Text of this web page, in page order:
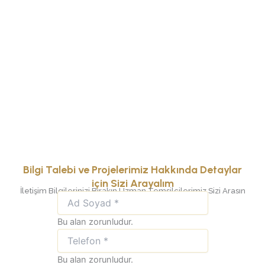
Bilgi Talebi ve Projelerimiz Hakkında Detaylar
için Sizi Arayalım
İletişim Bilgilerinizi Bırakın Uzman Temsilcilerimiz Sizi Arasın
Bu alan zorunludur.
Bu alan zorunludur.